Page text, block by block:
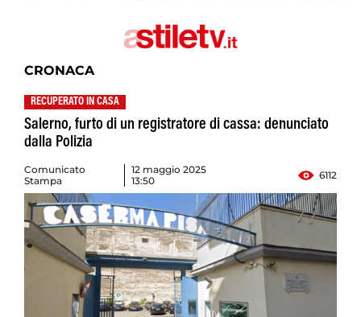
CRONACA
RECUPERATO IN CASA
Salerno, furto di un registratore di cassa: denunciato
dalla Polizia
Comunicato
Stampa
12 maggio 2025
13:50
6112